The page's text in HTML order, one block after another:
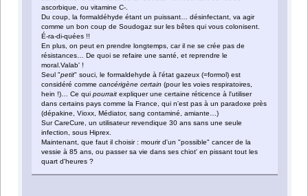
ascorbique, ou vitamine C-.
Du coup, la formaldéhyde étant un puissant… désinfectant, va agir
comme un bon coup de Soudogaz sur les bêtes qui vous colonisent.
É-ra-di-quées !!
En plus, on peut en prendre longtemps, car il ne se crée pas de
résistances… De quoi se refaire une santé, et reprendre le
moral.Valab' !
Seul "petit" souci, le formaldehyde à l'état gazeux (=formol) est
considéré commecancérigène certain (pour les voies respiratoires,
hein !)… Ce quipourrait expliquer une certaine réticence à l'utiliser
dans certains pays comme la France, qui n'est pas à un paradoxe près
(dépakine, Vioxx, Médiator, sang contaminé, amiante…)
Sur CareCure, un utilisateur revendique 30 ans sans une seule
infection, sous Hiprex.
Maintenant, que faut il choisir : mourir d'un "possible" cancer de la
vessie à 85 ans, ou passer sa vie dans ses chiot' en pissant tout les
quart d'heures ?